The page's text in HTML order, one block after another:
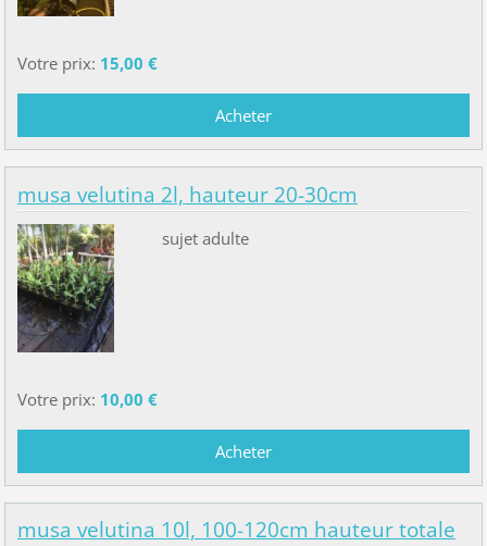
Votre prix: 15,00 €
musa velutina 2l, hauteur 20-30cm
sujet adulte
Votre prix: 10,00 €
musa velutina 10l, 100-120cm hauteur totale